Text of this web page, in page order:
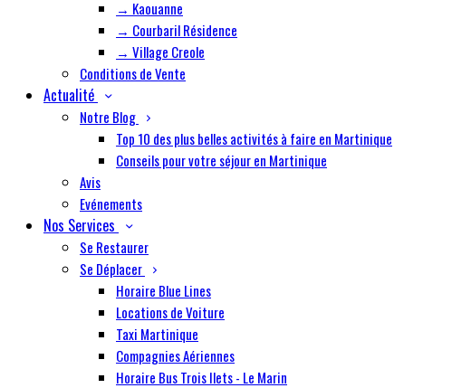
→ Kaouanne
→ Courbaril Résidence
→ Village Creole
Conditions de Vente
Actualité
Notre Blog
Top 10 des plus belles activités à faire en Martinique
Conseils pour votre séjour en Martinique
Avis
Evénements
Nos Services
Se Restaurer
Se Déplacer
Horaire Blue Lines
Locations de Voiture
Taxi Martinique
Compagnies Aériennes
Horaire Bus Trois Ilets - Le Marin